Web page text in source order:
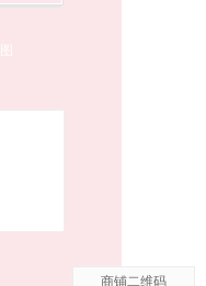
商铺二维码